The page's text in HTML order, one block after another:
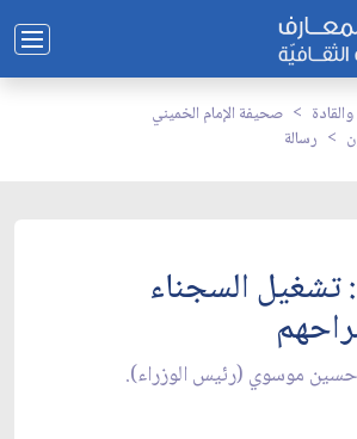
صحيفة الإمام الخميني
رسالة
السجناء
موسوي (رئيس الوزراء).